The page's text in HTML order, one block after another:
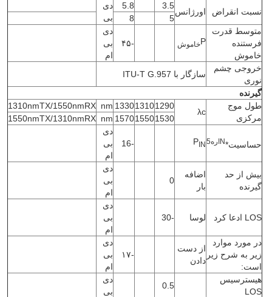
نسبت انقراض
اورژانس
3.5
5.8
دی
بی
5
8
متوسط قدرت
فرستنده
خاموش
Pخاموش -۴۵
دی
بی
ام
خروجی چشم
نوری
سازگار با ITU-T G.957
گیرنده
طول موج
مرکزی
λc
1290
1310
1330
nm
1310nmTX/1550nmRX
1530
1550
1570
nm
1550nmTX/1310nmRX
حساسیت*Nاره5
PIN
-16
دی
بی
ام
بیش از حد
گیرنده
اضافه
بار
0
دی
بی
ام
LOS ادعا کرد لوسا -30
دی
بی
ام
در مورد موارد
زیر به شرح زیر
است:
از دست
دادن
-۱۷
دی
بی
ام
هیسترسیس
LOS
0.5
دی
بی